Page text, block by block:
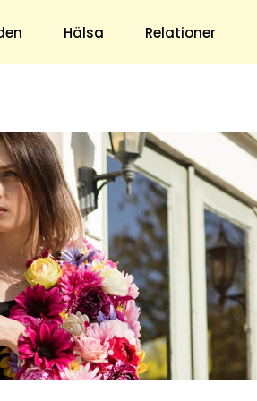
Hälsa Relationer
Underhållning
Nöje
TV
Horoskop
Quiz